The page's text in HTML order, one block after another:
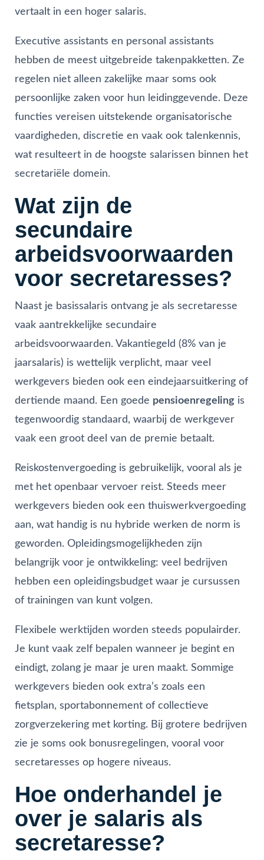
vertaalt in een hoger salaris.
Executive assistants en personal assistants
hebben de meest uitgebreide takenpakketten. Ze
regelen niet alleen zakelijke maar soms ook
persoonlijke zaken voor hun leidinggevende. Deze
functies vereisen uitstekende organisatorische
vaardigheden, discretie en vaak ook talenkennis,
wat resulteert in de hoogste salarissen binnen het
secretariële domein.
Wat zijn de
secundaire
arbeidsvoorwaarden
voor secretaresses?
Naast je basissalaris ontvang je als secretaresse
vaak aantrekkelijke secundaire
arbeidsvoorwaarden. Vakantiegeld (8% van je
jaarsalaris) is wettelijk verplicht, maar veel
werkgevers bieden ook een eindejaarsuitkering of
dertiende maand. Een goede pensioenregeling is
tegenwoordig standaard, waarbij de werkgever
vaak een groot deel van de premie betaalt.
Reiskostenvergoeding is gebruikelijk, vooral als je
met het openbaar vervoer reist. Steeds meer
werkgevers bieden ook een thuiswerkvergoeding
aan, wat handig is nu hybride werken de norm is
geworden. Opleidingsmogelijkheden zijn
belangrijk voor je ontwikkeling: veel bedrijven
hebben een opleidingsbudget waar je cursussen
of trainingen van kunt volgen.
Flexibele werktijden worden steeds populairder.
Je kunt vaak zelf bepalen wanneer je begint en
eindigt, zolang je maar je uren maakt. Sommige
werkgevers bieden ook extra’s zoals een
fietsplan, sportabonnement of collectieve
zorgverzekering met korting. Bij grotere bedrijven
zie je soms ook bonusregelingen, vooral voor
secretaresses op hogere niveaus.
Hoe onderhandel je
over je salaris als
secretaresse?